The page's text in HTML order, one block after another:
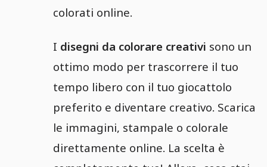
colorati online.
I disegni da colorare creativi sono un
ottimo modo per trascorrere il tuo
tempo libero con il tuo giocattolo
preferito e diventare creativo. Scarica
le immagini, stampale o colorale
direttamente online. La scelta è